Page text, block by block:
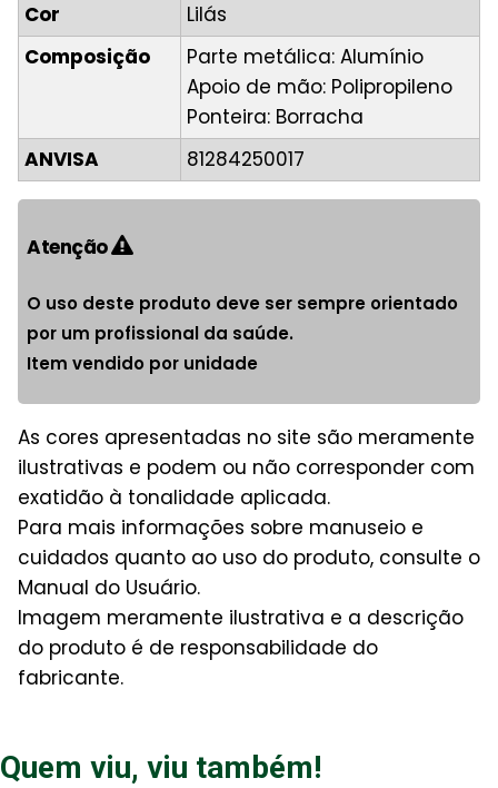
Cor
Lilás
Composição
Parte metálica: Alumínio
Apoio de mão: Polipropileno
Ponteira: Borracha
ANVISA
81284250017
Atenção
O uso deste produto deve ser sempre orientado
por um profissional da saúde.
Item vendido por unidade
As cores apresentadas no site são meramente
ilustrativas e podem ou não corresponder com
exatidão à tonalidade aplicada.
Para mais informações sobre manuseio e
cuidados quanto ao uso do produto, consulte o
Manual do Usuário.
Imagem meramente ilustrativa e a descrição
do produto é de responsabilidade do
fabricante.
Quem viu, viu também!